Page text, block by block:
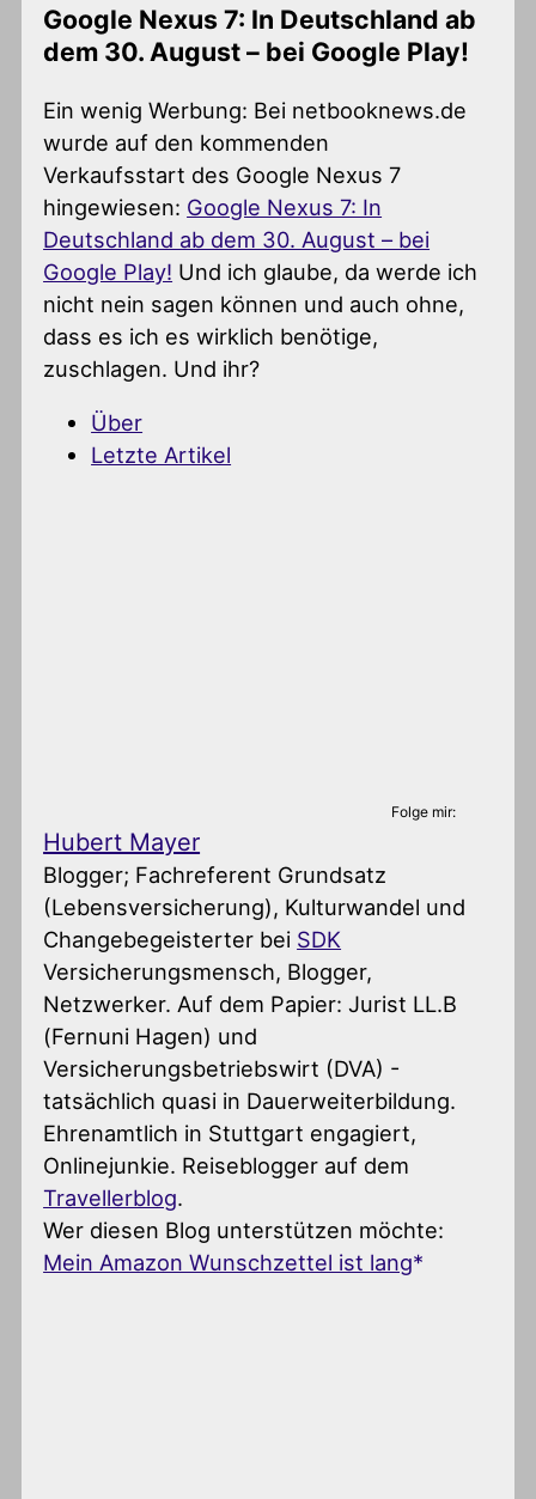
Google Nexus 7: In Deutschland ab
dem 30. August – bei Google Play!
Ein wenig Werbung: Bei netbooknews.de
wurde auf den kommenden
Verkaufsstart des Google Nexus 7
hingewiesen: Google Nexus 7: In
Deutschland ab dem 30. August – bei
Google Play! Und ich glaube, da werde ich
nicht nein sagen können und auch ohne,
dass es ich es wirklich benötige,
zuschlagen. Und ihr?
Über
Letzte Artikel
Folge mir:
Hubert Mayer
Blogger; Fachreferent Grundsatz
(Lebensversicherung), Kulturwandel und
Changebegeisterter bei SDK
Versicherungsmensch, Blogger,
Netzwerker. Auf dem Papier: Jurist LL.B
(Fernuni Hagen) und
Versicherungsbetriebswirt (DVA) -
tatsächlich quasi in Dauerweiterbildung.
Ehrenamtlich in Stuttgart engagiert,
Onlinejunkie. Reiseblogger auf dem
Travellerblog.
Wer diesen Blog unterstützen möchte:
Mein Amazon Wunschzettel ist lang